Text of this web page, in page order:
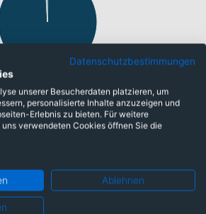
6,03%
Datenschutzbestimmungen
unserer Besucherdaten platzieren, um
personalisierte Inhalte anzuzeigen und
Erlebnis zu bieten. Für weitere
verwendeten Cookies öffnen Sie die
Ablehnen